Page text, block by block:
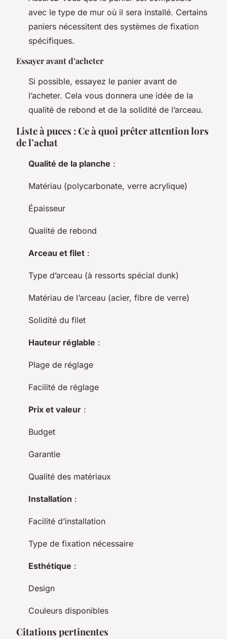
avec le type de mur où il sera installé. Certains
paniers nécessitent des systèmes de fixation
spécifiques.
Essayer avant d’acheter
Si possible, essayez le panier avant de
l’acheter. Cela vous donnera une idée de la
qualité de rebond et de la solidité de l’arceau.
Liste à puces : Ce à quoi prêter attention lors
de l’achat
Qualité de la planche :
Matériau (polycarbonate, verre acrylique)
Épaisseur
Qualité de rebond
Arceau et filet :
Type d’arceau (à ressorts spécial dunk)
Matériau de l’arceau (acier, fibre de verre)
Solidité du filet
Hauteur réglable :
Plage de réglage
Facilité de réglage
Prix et valeur :
Budget
Garantie
Qualité des matériaux
Installation :
Facilité d’installation
Type de fixation nécessaire
Esthétique :
Design
Couleurs disponibles
Citations pertinentes